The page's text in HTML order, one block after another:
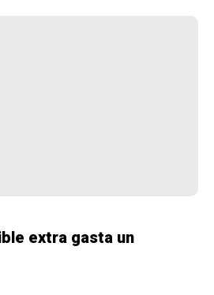
extra gasta un